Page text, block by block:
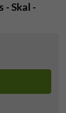
- Skal -